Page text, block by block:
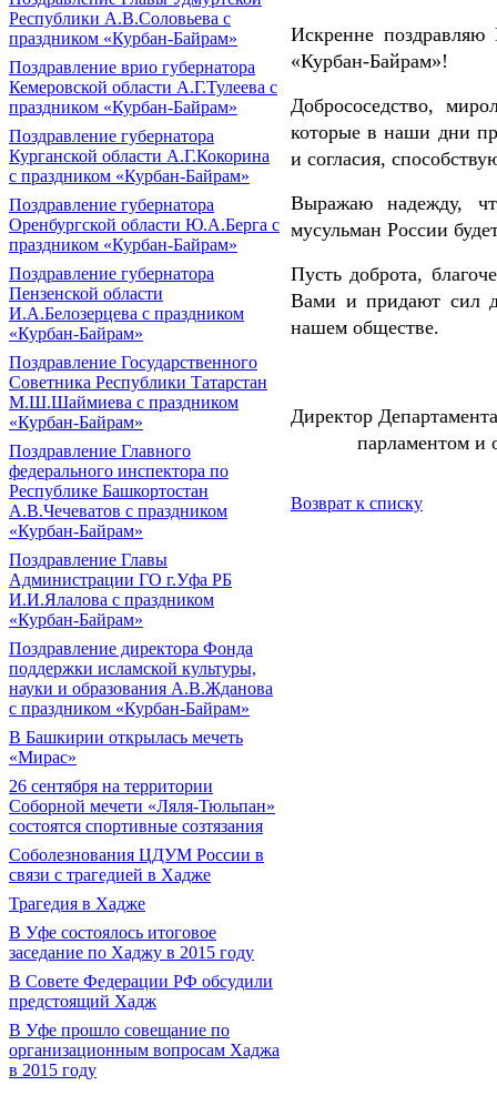
Республики А.В.Соловьева с
праздником «Курбан-Байрам»
Поздравление врио губернатора
Кемеровской области А.Г.Тулеева с
праздником «Курбан-Байрам»
Поздравление губернатора
Курганской области А.Г.Кокорина
с праздником «Курбан-Байрам»
Поздравление губернатора
Оренбургской области Ю.А.Берга с
праздником «Курбан-Байрам»
Поздравление губернатора
Пензенской области
И.А.Белозерцева с праздником
«Курбан-Байрам»
Поздравление Государственного
Советника Республики Татарстан
М.Ш.Шаймиева с праздником
«Курбан-Байрам»
Поздравление Главного
федерального инспектора по
Республике Башкортостан
А.В.Чечеватов с праздником
«Курбан-Байрам»
Поздравление Главы
Администрации ГО г.Уфа РБ
И.И.Ялалова с праздником
«Курбан-Байрам»
Поздравление директора Фонда
поддержки исламской культуры,
науки и образования А.В.Жданова
с праздником «Курбан-Байрам»
В Башкирии открылась мечеть
«Мирас»
26 сентября на территории
Соборной мечети «Ляля-Тюльпан»
состоятся спортивные созтязания
Соболезнования ЦДУМ России в
связи с трагедией в Хадже
Трагедия в Хадже
В Уфе состоялось итоговое
заседание по Хаджу в 2015 году
В Совете Федерации РФ обсудили
предстоящий Хадж
В Уфе прошло совещание по
организационным вопросам Хаджа
в 2015 году
Искренне
«Курбан-Байрам»!
Добрососедство,
которые в наши дни
и согласия,
Выражаю надежду,
мусульман России
Пусть доброта,
Вами и придают сил
нашем обществе.
Директор
парламентом и
Возврат к списку